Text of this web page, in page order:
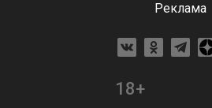
Реклама
18+